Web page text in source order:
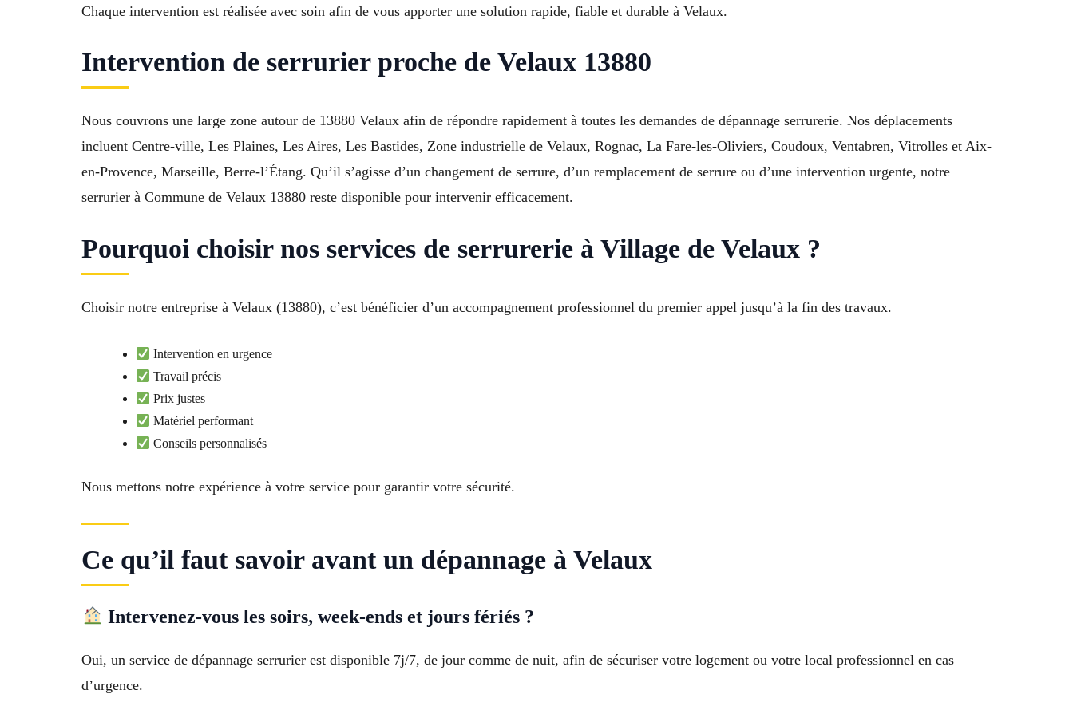
Chaque intervention est réalisée avec soin afin de vous apporter une solution rapide, fiable et durable à Velaux.
Intervention de serrurier proche de Velaux 13880
Nous couvrons une large zone autour de 13880 Velaux afin de répondre rapidement à toutes les demandes de dépannage serrurerie. Nos déplacements
incluent Centre-ville, Les Plaines, Les Aires, Les Bastides, Zone industrielle de Velaux, Rognac, La Fare-les-Oliviers, Coudoux, Ventabren, Vitrolles et Aix-
en-Provence, Marseille, Berre-l’Étang. Qu’il s’agisse d’un changement de serrure, d’un remplacement de serrure ou d’une intervention urgente, notre
serrurier à Commune de Velaux 13880 reste disponible pour intervenir efficacement.
Pourquoi choisir nos services de serrurerie à Village de Velaux ?
Choisir notre entreprise à Velaux (13880), c’est bénéficier d’un accompagnement professionnel du premier appel jusqu’à la fin des travaux.
Intervention en urgence
Travail précis
Prix justes
Matériel performant
Conseils personnalisés
Nous mettons notre expérience à votre service pour garantir votre sécurité.
Ce qu’il faut savoir avant un dépannage à Velaux
Intervenez-vous les soirs, week-ends et jours fériés ?
Oui, un service de dépannage serrurier est disponible 7j/7, de jour comme de nuit, afin de sécuriser votre logement ou votre local professionnel en cas
d’urgence.